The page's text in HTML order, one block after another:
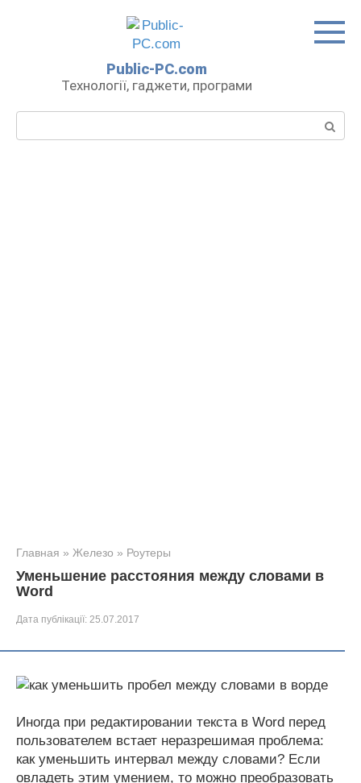
Public-PC.com
Технології, гаджети, програми
Главная » Железо » Роутеры
Уменьшение расстояния между словами в
Word
Дата публікації: 25.07.2017
Иногда при редактировании текста в Word перед
пользователем встает неразрешимая проблема:
как уменьшить интервал между словами? Если
овладеть этим умением, то можно преобразовать